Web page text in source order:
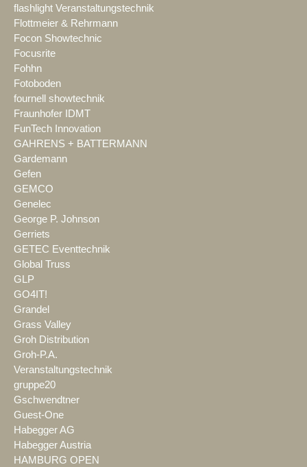
flashlight Veranstaltungstechnik
Flottmeier & Rehrmann
Focon Showtechnic
Focusrite
Fohhn
Fotoboden
fournell showtechnik
Fraunhofer IDMT
FunTech Innovation
GAHRENS + BATTERMANN
Gardemann
Gefen
GEMCO
Genelec
George P. Johnson
Gerriets
GETEC Eventtechnik
Global Truss
GLP
GO4IT!
Grandel
Grass Valley
Groh Distribution
Groh-P.A.
Veranstaltungstechnik
gruppe20
Gschwendtner
Guest-One
Habegger AG
Habegger Austria
HAMBURG OPEN